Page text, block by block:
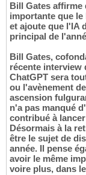
Bill Gates affirme
importante que
et ajoute que l'IA
principal de
Bill Gates,
récente interview
ChatGPT sera
ou l'avènement
ascension
n'a pas manqué
contribué à
Désormais à la
être le sujet de
année. Il pense
avoir le même
voire plus, dans